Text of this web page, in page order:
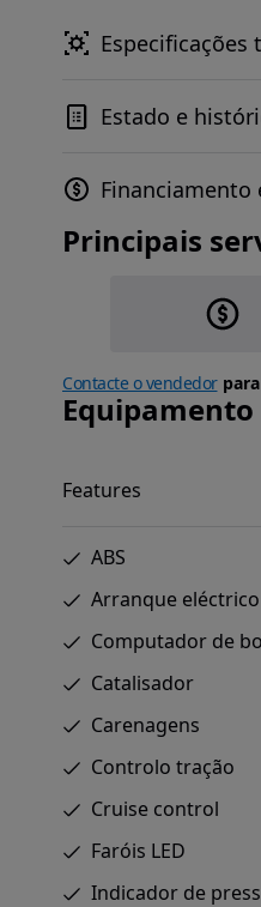
Especificações
Estado e
Financiamento
Principais
Contacte o vendedorpara
Equipamento
Features
ABS
Arranque eléctrico
Computador de
Catalisador
Carenagens
Controlo tração
Cruise control
Faróis LED
Indicador de